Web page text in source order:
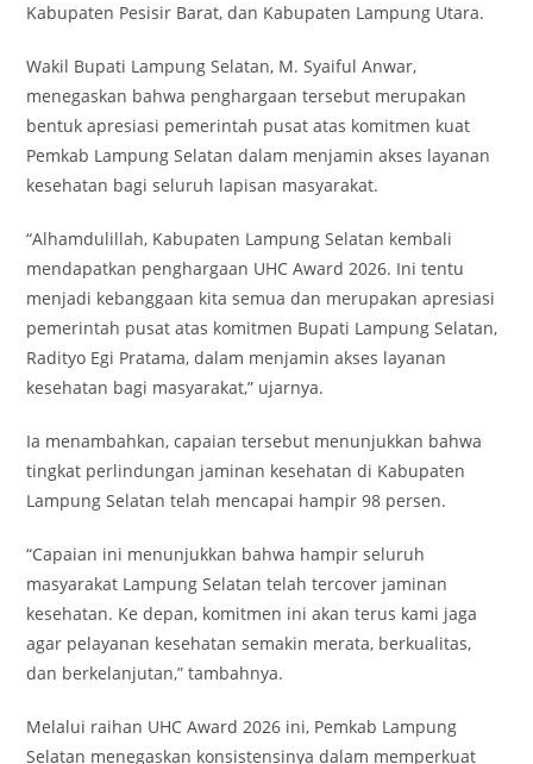
Kabupaten Pesisir Barat, dan Kabupaten Lampung Utara.
Wakil Bupati Lampung Selatan, M. Syaiful Anwar,
menegaskan bahwa penghargaan tersebut merupakan
bentuk apresiasi pemerintah pusat atas komitmen kuat
Pemkab Lampung Selatan dalam menjamin akses layanan
kesehatan bagi seluruh lapisan masyarakat.
“Alhamdulillah, Kabupaten Lampung Selatan kembali
mendapatkan penghargaan UHC Award 2026. Ini tentu
menjadi kebanggaan kita semua dan merupakan apresiasi
pemerintah pusat atas komitmen Bupati Lampung Selatan,
Radityo Egi Pratama, dalam menjamin akses layanan
kesehatan bagi masyarakat,” ujarnya.
Ia menambahkan, capaian tersebut menunjukkan bahwa
tingkat perlindungan jaminan kesehatan di Kabupaten
Lampung Selatan telah mencapai hampir 98 persen.
“Capaian ini menunjukkan bahwa hampir seluruh
masyarakat Lampung Selatan telah tercover jaminan
kesehatan. Ke depan, komitmen ini akan terus kami jaga
agar pelayanan kesehatan semakin merata, berkualitas,
dan berkelanjutan,” tambahnya.
Melalui raihan UHC Award 2026 ini, Pemkab Lampung
Selatan menegaskan konsistensinya dalam memperkuat